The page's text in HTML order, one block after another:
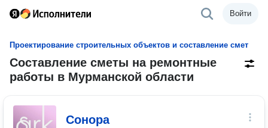
Войти
Проектирование строительных объектов и составление смет
Составление сметы на ремонтные
работы в Мурманской области
Сонора